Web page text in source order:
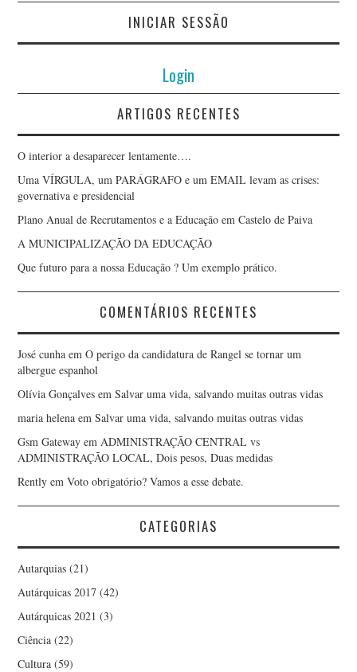
JORGE ANTÔNIO
JORGE MADUREIRA
JOSÉ ANTÓNIO BARBOSA
JOSÉ ANTÓNIO FERREIRA
JOSÉ GABRIEL QUARESMA
LUÍS CIRILO CARVALHO
LUÍS GONÇALVES SECO
LUÍSA TEIXEIRA VAZ
LUIZ ALONSO
MANUEL DAMAS
MANUEL VITORINO
CARVALHO
INICIAR SESSÃO
Login
ARTIGOS RECENTES
O interior a desaparecer lentamente….
Uma VÍRGULA, um PARÁGRAFO e um EMAIL levam as crises:
governativa e presidencial
Plano Anual de Recrutamentos e a Educação em Castelo de Paiva
A MUNICIPALIZAÇÃO DA EDUCAÇÃO
Que futuro para a nossa Educação ? Um exemplo prático.
COMENTÁRIOS RECENTES
José cunha emO perigo da candidatura de Rangel se tornar um
albergue espanhol
Olívia Gonçalves emSalvar uma vida, salvando muitas outras vidas
maria helena emSalvar uma vida, salvando muitas outras vidas
Gsm Gateway em ADMINISTRAÇÃO CENTRAL vs
ADMINISTRAÇÃO LOCAL, Dois pesos, Duas medidas
Rently emVoto obrigatório? Vamos a esse debate.
CATEGORIAS
Autarquias (21)
Autárquicas 2017 (42)
Autárquicas 2021 (3)
Ciência (22)
Cultura (59)